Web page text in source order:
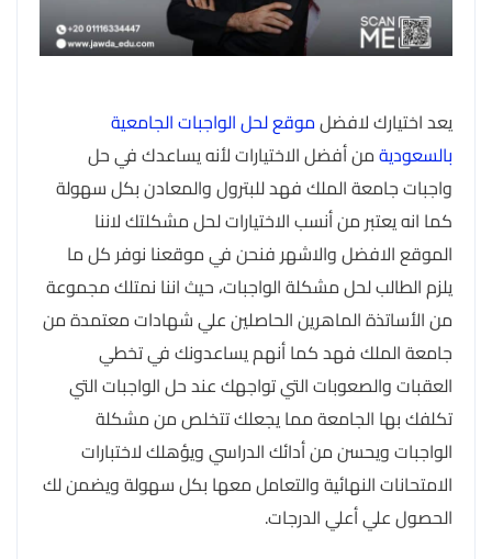
يعد اختيارك لافضلموقع لحل الواجبات الجامعية
بالسعوديةمن أفضل الاختيارات لأنه يساعدك في حل
واجبات جامعة الملك فهد للبترول والمعادن بكل سهولة
كما انه يعتبر من أنسب الاختيارات لحل مشكلتك لاننا
الموقع الافضل والاشهر فنحن في موقعنا نوفر كل ما
يلزم الطالب لحل مشكلة الواجبات، حيث اننا نمتلك مجموعة
من الأساتذة الماهرين الحاصلين علي شهادات معتمدة من
جامعة الملك فهد كما أنهم يساعدونك في تخطي
العقبات والصعوبات التي تواجهك عند حل الواجبات التي
تكلفك بها الجامعة مما يجعلك تتخلص من مشكلة
الواجبات ويحسن من أدائك الدراسي ويؤهلك لاختبارات
الامتحانات النهائية والتعامل معها بكل سهولة ويضمن لك
الحصول علي أعلي الدرجات.